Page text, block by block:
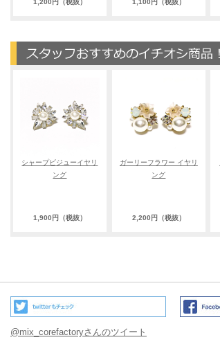
1,200円（税抜） 1,100円（税抜）
シャープビジューイヤリ
ング
1,900円（税抜）
ガーリーフラワー イヤリ
ング
2,200円（税抜）
@mix_corefactoryさんのツイート